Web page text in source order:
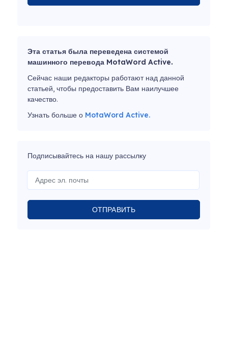
Эта статья была переведена системой
машинного перевода MotaWord Active.
Сейчас наши редакторы работают над данной
статьей, чтобы предоставить Вам наилучшее
качество.
Узнать больше о MotaWord Active.
Подписывайтесь на нашу рассылку
ОТПРАВИТЬ